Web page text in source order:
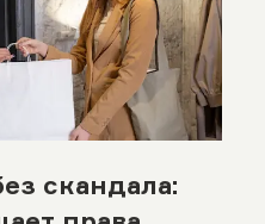
скандала: